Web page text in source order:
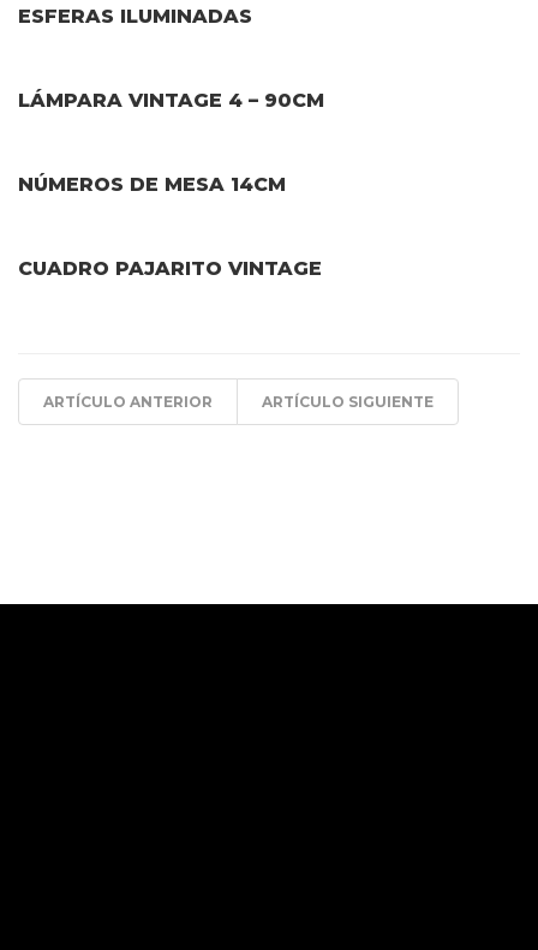
ESFERAS ILUMINADAS
LÁMPARA VINTAGE 4 – 90CM
NÚMEROS DE MESA 14CM
CUADRO PAJARITO VINTAGE
ARTÍCULO ANTERIOR ARTÍCULO SIGUIENTE